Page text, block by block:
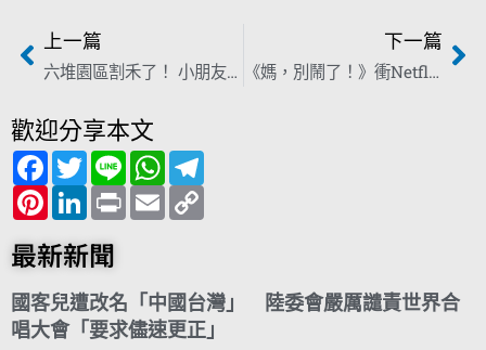
上一篇
六堆園區割禾了！ 小朋友玩超嗨：下次還要來
下一篇
《媽，別鬧了！》衝Netflix冠軍！澎澎全客語飆戲「存在感超強」
歡迎分享本文
F
a
c
e
b
o
o
T
w
i
t
t
e
r
L
i
n
e
W
h
a
t
s
P
i
n
t
e
e
s
t
L
i
n
k
e
I
n
P
r
i
E
m
a
n
k
最新新聞
國客兒遭改名「中國台灣」 陸委會嚴厲譴責世界合
唱大會「要求儘速更正」